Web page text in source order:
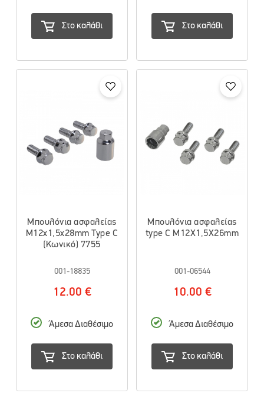
Στο καλάθι Στο καλάθι
Μπουλόνια ασφαλείας
M12x1,5x28mm Type C
(Κωνικό) 7755
001-18835
12.00 €
Άμεσα Διαθέσιμο
Στο καλάθι
Μπουλόνια ασφαλείας
type C M12X1,5X26mm
001-06544
10.00 €
Άμεσα Διαθέσιμο
Στο καλάθι